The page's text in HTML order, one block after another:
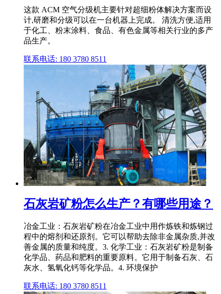
这款 ACM 空气分级机主要针对超细粉体解决方案而设
计,研磨和分级可以在一台机器上完成。 清洗方便,适用
于化工、粉末涂料、食品、有色金属等相关行业的多产
品生产。
联系电话: 180 3780 8511
石灰岩矿粉怎么生产？有哪些用途？
冶金工业：石灰岩矿粉在冶金工业中用作炼铁和炼钢过
程中的熔剂和还原剂。它可以帮助去除非金属杂质,并改
善金属的质量和纯度。3. 化学工业：石灰岩矿粉是制备
化学品、药品和肥料的重要原料。它用于制备石灰、石
灰水、氢氧化钙等化学品。4. 环境保护
联系电话: 180 3780 8511